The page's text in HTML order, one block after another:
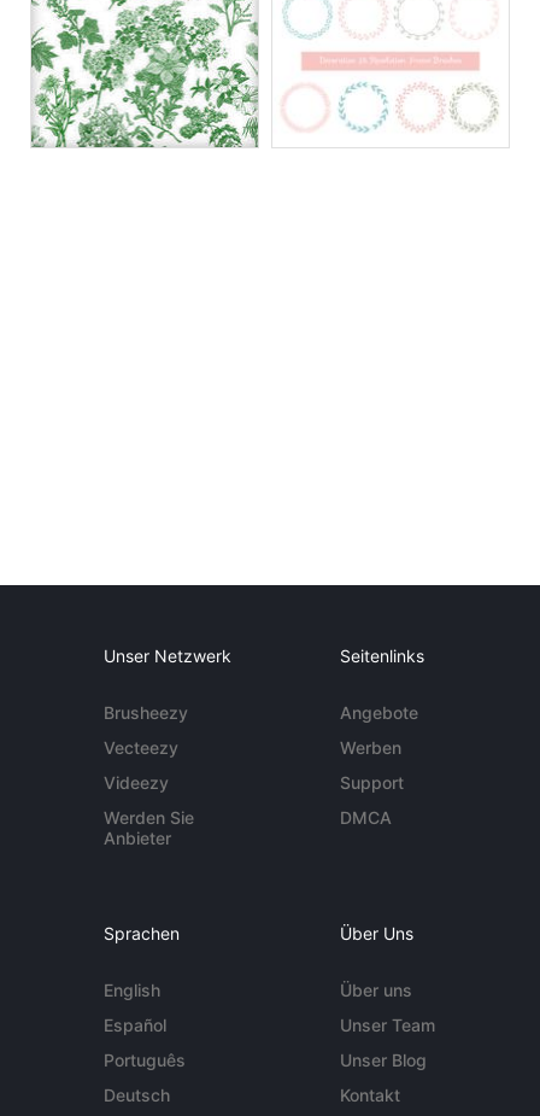
Unser Netzwerk
Brusheezy
Vecteezy
Videezy
Werden Sie
Anbieter
Seitenlinks
Angebote
Werben
Support
DMCA
Sprachen
English
Español
Português
Deutsch
Über Uns
Über uns
Unser Team
Unser Blog
Kontakt